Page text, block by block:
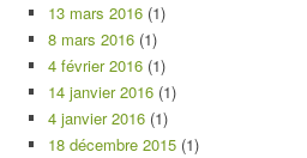
13 mars 2016 (1)
8 mars 2016 (1)
4 février 2016 (1)
14 janvier 2016 (1)
4 janvier 2016 (1)
18 décembre 2015 (1)